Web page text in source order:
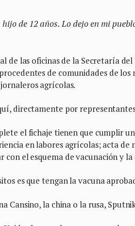
hijo de 12 años. Lo dejo en mi
de las oficinas de la Secretaría
de comunidades de
agrícolas.
directamente por
el fichaje tienen que cumplir
en labores agrícolas; acta
con el esquema de vacunación y
es que tengan la vacuna
Cansino, la china o la rusa,